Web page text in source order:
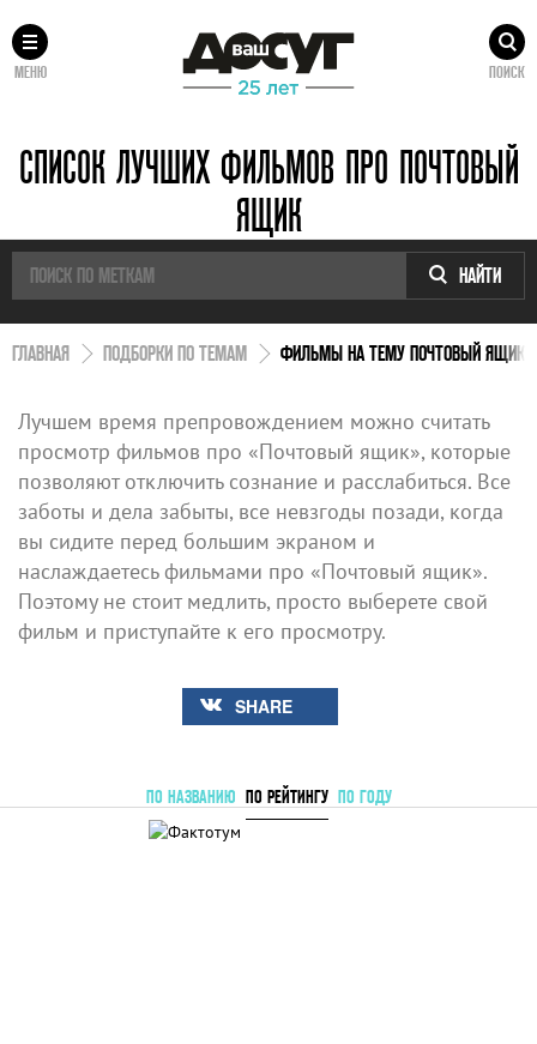
МЕНЮ ПОИСК
СПИСОК ЛУЧШИХ ФИЛЬМОВ ПРО ПОЧТОВЫЙ
ЯЩИК
НАЙТИ
ГЛАВНАЯ ПОДБОРКИ ПО ТЕМАМ ФИЛЬМЫ НА ТЕМУ ПОЧТОВЫЙ ЯЩИК
Лучшем время препровождением можно считать
просмотр фильмов про «Почтовый ящик», которые
позволяют отключить сознание и расслабиться. Все
заботы и дела забыты, все невзгоды позади, когда
вы сидите перед большим экраном и
наслаждаетесь фильмами про «Почтовый ящик».
Поэтому не стоит медлить, просто выберете свой
фильм и приступайте к его просмотру.
SHARE
ПО НАЗВАНИЮ ПО РЕЙТИНГУ ПО ГОДУ